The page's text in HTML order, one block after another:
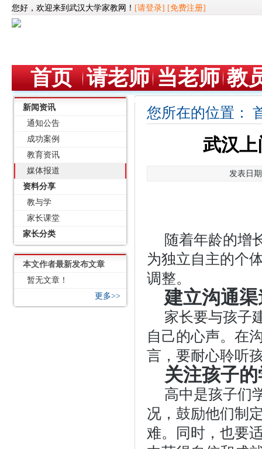
您好，欢迎来到武汉大学家教网！ [请登录] [免费注册]
首页 请老师 当老师 教
新闻资讯
通知公告
成功案例
教育资讯
媒体报道
资料分享
教与学
家长课堂
家长分类
本文作者最新发布文章
暂无文章！
更多>>
您所在的位置：
武汉
发表日
随着年龄的增
为独立自主的个
调整。
建立沟通渠
家长要与孩子
自己的心声。在
言，要耐心聆听
关注孩子
高中是孩子们
况，鼓励他们制
难。同时，也要